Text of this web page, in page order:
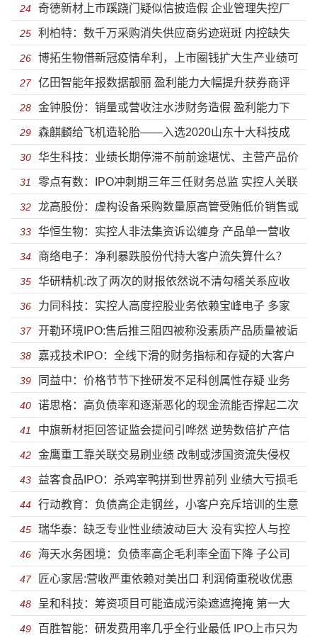
额动辄差异上亿还有可信度吗？
24 奇德新材上市蹊跷门疑似信披造假 企业管理失控厂
房或为违建
25 利柏特：数千万采购消失供应商劣迹斑斑 内控缺失
法律意识淡漠陷借贷纠纷
26 博拓生物借新冠疫情牟利，上市圈钱扩大生产业绩可
持续存疑
27 亿田智能年报数据靓丽 盈利能力大幅提升获券商评
级买入
28 金钟股份：销量或营收注水涉财务造假 盈利能力下
滑扩产数量存疑或难消化
29 森麒麟给飞机造轮胎——入选2020山东十大科技成
果
30 华生科技：业绩长期停滞不前前途堪忧、主营产品价
格大跌扩产预期收益难实现
31 零点有数：IPO冲刺期三年三任财务总监 实控人关联
多达200余家公司
32 龙高股份：虚构设备采购数量原高管受贿低价销售或
存猫腻 业绩下滑停滞不前降价成趋势
33 华恒生物：实控人非法集资诉讼缠身 产品单一营收
高度依赖第一大客户
34 商络电子：净利暴跌股份代持大客户流失算什么？
“高情商”转移一切潜在风险
35 华研精机:改了两次的财报依然说不清勾稽关系应收
账款风险嚣张应对
36 力同科技：实控人高度控股业务依赖宝峰电子 多家
子公司未实际经营就被注销
37 开勒环境IPO:售后推三阻四被称没素质产品质量被诟
病 关联方认定问题深交所遭质疑
38 嘉戎技术IPO：全线下滑的财务指标和存疑的大客户
数据
39 同益中：价格节节下挫研发不足科创属性存疑 业务
发展停滞未来竞争力缺失
40 诺思格：高负债率和逐渐恶化的现金流能否撑起二次
冲刺IPO的野心？
41 中旗新材拒回答证监会提问引哗然 逆势数倍扩产信
披失实研发人员大量流失
42 金鹰重工靠关联交易刷业绩 改制或涉国资流失侵权
职工股东失实信披
43 益客食品IPO：杀鸡宰鸭拼到世界前列 业绩大亏损毛
利率不及行业一半
44 行动教育：负债高企走钢丝，小客户充斥培训的生意
还能做几年？
45 瑞华泰：缺乏专业性业绩波动巨大 没有实控人与控
股股东以后到底谁说了算？
46 海天水务困境：负债率高企毛利率全面下降 子公司
一地鸡毛偿债能力远低于同行
47 匠心家居:营收严重依赖对美出口 利润倚重税收优惠
贸易摩擦加剧应收风险
48 呈和科技：筹资项目可能造成污染遮遮掩掩 第一大
供应商为“一个人”的公司
49 百胜智能：研发费用率几乎全行业最低 IPO上市只为